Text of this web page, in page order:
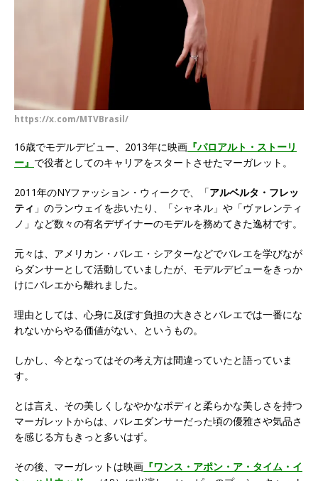
https://x.com/MTVBrasil/
16歳でモデルデビュー、2013年に映画 『パロアルト・ストーリ
ー』 で役者としてのキャリアをスタートさせたマーガレット。
2011年のNYファッション・ウィークで、「アルベルタ・フレッ
ティ 」のランウェイを歩いたり、「シャネル」や「ヴァレンティ
ノ」など数々の有名デザイナーのモデルを務めてきた逸材です。
元々は、アメリカン・バレエ・シアターなどでバレエを学びなが
らダンサーとして活動していましたが、モデルデビューをきっか
けにバレエから離れました。
理由としては、心身に及ぼす負担の大きさとバレエでは一番にな
れないからやる価値がない、というもの。
しかし、今となってはその考え方は間違っていたと語っていま
す。
とは言え、その美しくしなやかなボディと柔らかな美しさを持つ
マーガレットからは、バレエダンサーだった頃の優雅さや気品さ
を感じる方もきっと多いはず。
その後、マーガレットは映画 『ワンス・アポン・ア・タイム・イ